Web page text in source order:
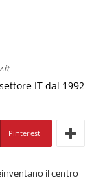
IT dal 1992
Pinterest
il centro